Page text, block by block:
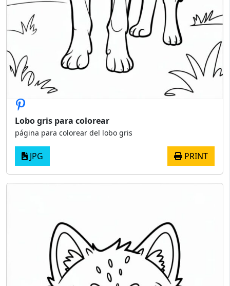
Lobo gris para colorear
página para colorear del lobo gris
JPG PRINT